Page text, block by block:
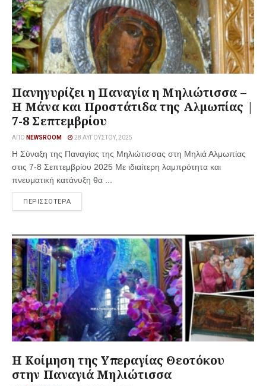
Πανηγυρίζει η Παναγία η Μηλιώτισσα –
Η Μάνα και Προστάτιδα της Αλμωπίας |
7-8 Σεπτεμβρίου
ΑΠΌ NEWSROOM 28 ΑΥΓΟΎΣΤΟΥ, 2025
Η Σύναξη της Παναγίας της Μηλιώτισσας στη Μηλιά Αλμωπίας
στις 7-8 Σεπτεμβρίου 2025 Με ιδιαίτερη λαμπρότητα και
πνευματική κατάνυξη θα ...
ΠΕΡΙΣΣΟΤΕΡΑ
Η Κοίμηση της Υπεραγίας Θεοτόκου
στην Παναγιά Μηλιώτισσα